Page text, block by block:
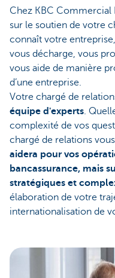
Chez KBC Commercial
sur le soutien de votre
connaît votre
vous décharge, vous
vous aide de manière
d’une entreprise.
Votre chargé de
équipe d'experts.
complexité de vos
chargé de relations
aidera pour vos
bancassurance, mais
stratégiques et
élaboration de votre
internationalisation de